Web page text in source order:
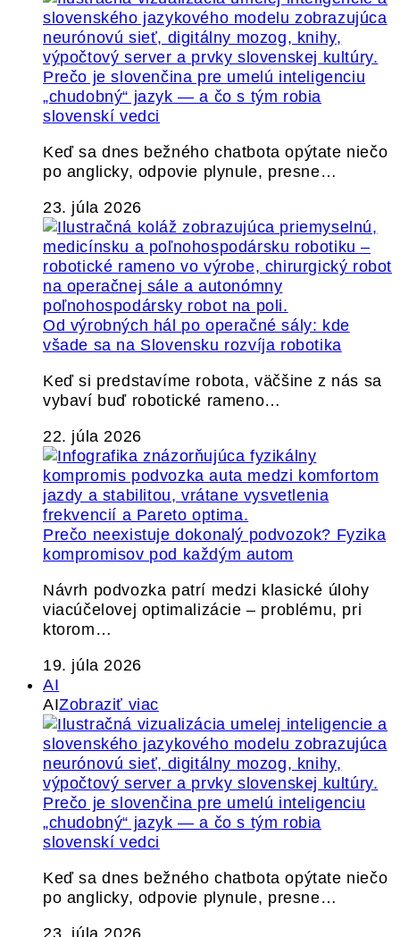
Prečo je slovenčina pre umelú inteligenciu
„chudobný“ jazyk — a čo s tým robia
slovenskí vedci
Keď sa dnes bežného chatbota opýtate niečo
po anglicky, odpovie plynule, presne…
23. júla 2026
Od výrobných hál po operačné sály: kde
všade sa na Slovensku rozvíja robotika
Keď si predstavíme robota, väčšine z nás sa
vybaví buď robotické rameno…
22. júla 2026
Prečo neexistuje dokonalý podvozok? Fyzika
kompromisov pod každým autom
Návrh podvozka patrí medzi klasické úlohy
viacúčelovej optimalizácie – problému, pri
ktorom…
19. júla 2026
AI
AIZobraziť viac
Prečo je slovenčina pre umelú inteligenciu
„chudobný“ jazyk — a čo s tým robia
slovenskí vedci
Keď sa dnes bežného chatbota opýtate niečo
po anglicky, odpovie plynule, presne…
23. júla 2026